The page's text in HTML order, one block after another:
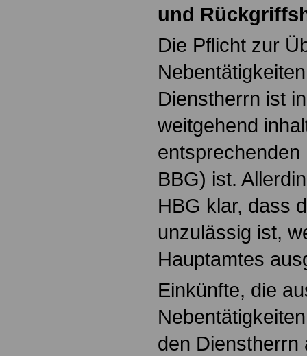
und
Die Pflicht zur
Dienstherrn ist
weitgehend
BBG) ist.
HBG klar, dass
unzulässig ist,
Hauptamtes
Einkünfte, die
den Dienstherrn